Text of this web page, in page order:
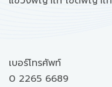
เบอร์โทรศัพท์
0 2265 6689